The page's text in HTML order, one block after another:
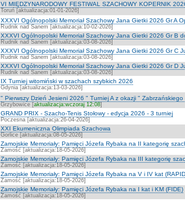
VI MIĘDZYNARODOWY FESTIWAL SZACHOWY KOPERNIK
Toruń [aktualizacja:01-01-2026]
XXXVI Ogólnopolski Memoriał Szachowy Jana Gietki 2026 Gr A
Rudnik nad Sanem [aktualizacja:10-02-2026]
XXXVI Ogólnopolski Memoriał Szachowy Jana Gietki 2026 Gr B
Rudnik nad Sanem [aktualizacja:03-08-2026]
XXXVI Ogólnopolski Memoriał Szachowy Jana Gietki 2026 Gr C
Rudnik nad Sanem [aktualizacja:03-08-2026]
XXXVI Ogólnopolski Memoriał Szachowy Jana Gietki 2026 Gr D
Rudnik nad Sanem [aktualizacja:03-08-2026]
IX Turniej witomiński w szachach szybkich 2026
Gdynia [aktualizacja:13-03-2026]
" Pierwszy Dzień Jesieni 2026 " Turniej A z okazji " Zabrzańskiego
Grzybowice [aktualizacja:wczoraj 12:08]
GRAND PRIX - Szacho-Tenis Stołowy - edycja 2026 - 3 turniej
Poczesna [aktualizacja:26-04-2026]
XXI Ekumeniczna Olimpiada Szachowa
Gorlice [aktualizacja:08-05-2026]
Zamojskie Memoriały: Pamięci Józefa Rybaka na II kategorię
Zamość [aktualizacja:18-05-2026]
Zamojskie Memoriały: Pamięci Józefa Rybaka na III kategorię
Zamość [aktualizacja:18-05-2026]
Zamojskie Memoriały: Pamięci Józefa Rybaka na V i IV kat
Zamość [aktualizacja:18-05-2026]
Zamojskie Memoriały: Pamięci Józefa Rybaka na I kat i KM (FIDE)
Zamość [aktualizacja:18-05-2026]